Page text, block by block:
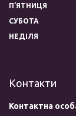
ПʼЯТНИЦЯ
СУБОТА
НЕДІЛЯ
Контакти